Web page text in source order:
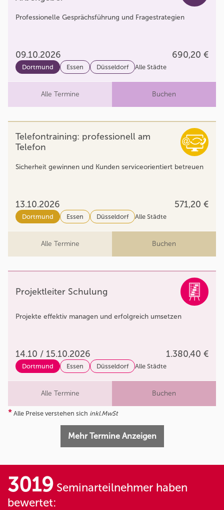
Professionelle Gesprächsführung und Fragestrategien
09.10.2026 690,20 €
Dortmund Essen Düsseldorf Alle Städte
Alle Termine Buchen
Telefontraining: professionell am
Telefon
Sicherheit gewinnen und Kunden serviceorientiert betreuen
13.10.2026 571,20 €
Dortmund Essen Düsseldorf Alle Städte
Alle Termine Buchen
Projektleiter Schulung
Projekte effektiv managen und erfolgreich umsetzen
14.10 / 15.10.2026 1.380,40 €
Dortmund Essen Düsseldorf Alle Städte
Alle Termine Buchen
* Alle Preise verstehen sich inkl.MwSt
Mehr Termine Anzeigen
3019 Seminarteilnehmer haben
bewertet: